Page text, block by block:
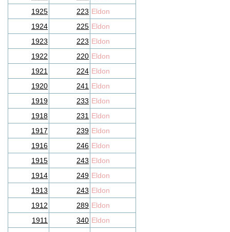
1925
223 Eldon
1924
225 Eldon
1923
223 Eldon
1922
220 Eldon
1921
224 Eldon
1920
241 Eldon
1919
233 Eldon
1918
231 Eldon
1917
239 Eldon
1916
246 Eldon
1915
243 Eldon
1914
249 Eldon
1913
243 Eldon
1912
289 Eldon
1911
340 Eldon